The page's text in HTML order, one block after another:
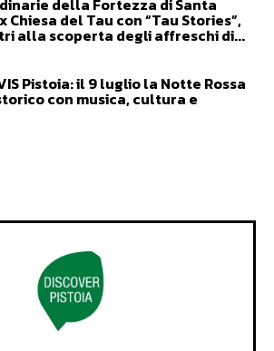
della Fortezza di Santa
Chiesa del Tau con “Tau Stories”,
alla scoperta degli affreschi di...
Pistoia: il 9 luglio la Notte Rossa
con musica, cultura e